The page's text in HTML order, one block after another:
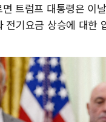
트럼프 대통령은 이
기요금 상승에 대한